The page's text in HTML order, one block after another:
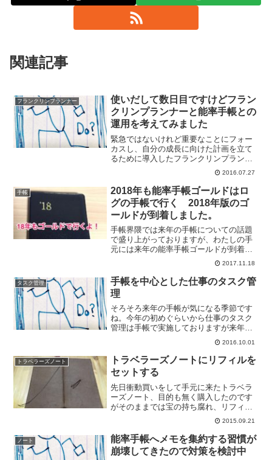
関連記事
フランクリンプランナー
使いだして数日目ですけどフラン
クリンプランナーと能率手帳との
運用を考えてみました
緊急ではないけれど重要なことにフォー
カスし、自分の成長に向けた計画を立て
るために導入したフランクリンプランナ
ー。荷物をこれ以上多くしないため基本
的にはフランクリンプランナーは自宅で
司令官として待機していただき2冊の能率
手帳を持ち運ぶ予定。ま...
2016.07.27
手帳
2018年も能率手帳ゴールドはロ
グの手帳で行く 2018年版のゴ
ールドが到着しました。
手帳界隈では来年の手帳についての話題
で盛り上がっておりますが、わたしの手
元には来年の能率手帳ゴールドが到着し
ました。2018年もゴールドで行きます
よ。3年目のゴールド到着2016年から普及
版の能率手帳からゴールドへステップア
ップして、これで...
2017.11.18
タスク管理
手帳を中心とした仕事のタスク管
理
そろそろ来年の手帳が気になる季節です
ね。今年の初めぐらいから仕事のタスク
管理は手帳で実施しておりますが来年は
仕事用手帳の運用を変更しようと考えて
いまして。自分へのログとして今まで実
施してきたタスク管理についてまとめて
おきます。能率手帳でタス...
2016.10.01
トラベラーズノート
トラベラーズノートにリフィルを
セットする
先日衝動買いをして手元に来たトラベラ
ーズノート、目的も無く購入したのです
がそのままでは宝の持ち腐れ、リフィル
をセットしていつでも使えるようにして
おこうと思います。まずははじめについ
ていた無罫リフィルを取り外して、表紙
だけにします。表紙の裏面...
2015.09.21
ノート
能率手帳へメモを集約する習慣が
崩壊してきたので対策を検討中